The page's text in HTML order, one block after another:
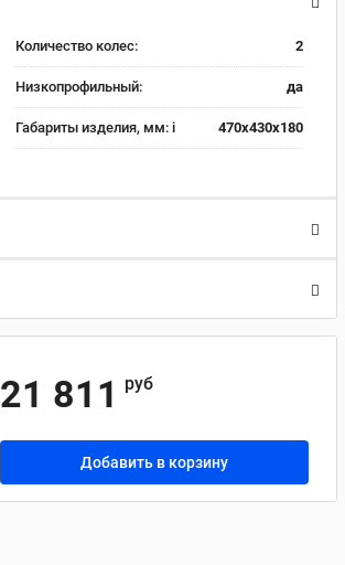
Количество колес: 2
Низкопрофильный: да
Габариты изделия, мм: i 470x430x180
21 811 руб
Добавить в корзину